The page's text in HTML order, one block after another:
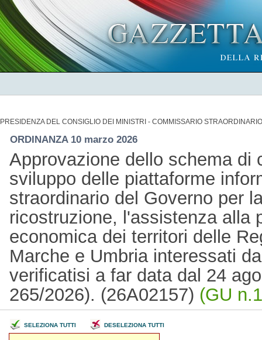
PRESIDENZA DEL CONSIGLIO DEI MINISTRI - COMMISSARIO
ORDINANZA 10 marzo 2026
Approvazione dello schema di
sviluppo delle piattaforme
straordinario del Governo per
ricostruzione, l'assistenza alla
economica dei territori delle
Marche e Umbria interessati
verificatisi a far data dal 24
265/2026). (26A02157) (GU
SELEZIONA TUTTI DESELEZIONA TUTTI